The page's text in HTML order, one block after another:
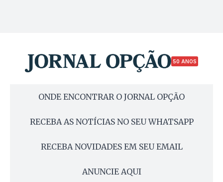
50 ANOS
ONDE ENCONTRAR O JORNAL OPÇÃO
RECEBA AS NOTÍCIAS NO SEU WHATSAPP
RECEBA NOVIDADES EM SEU EMAIL
ANUNCIE AQUI